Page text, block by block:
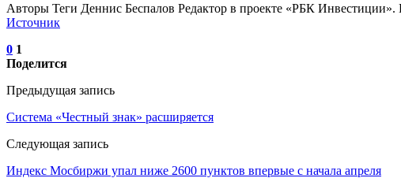
Авторы Теги Деннис Беспалов Редактор в проекте «РБК
Источник
0 1
Поделится
Предыдущая запись
Система «Честный знак» расширяется
Следующая запись
Индекс Мосбиржи упал ниже 2600 пунктов впервые с начала апреля